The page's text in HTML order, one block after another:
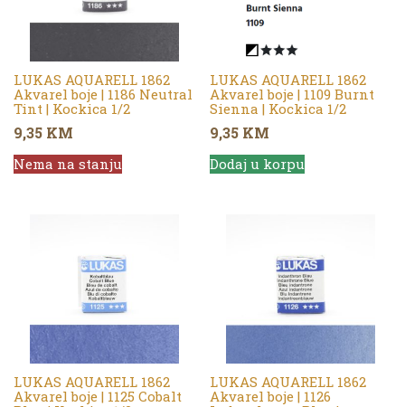
LUKAS AQUARELL 1862
Akvarel boje | 1186 Neutral
Tint | Kockica 1/2
9,35 KM
Nema na stanju
LUKAS AQUARELL 1862
Akvarel boje | 1109 Burnt
Sienna | Kockica 1/2
9,35 KM
Dodaj u korpu
LUKAS AQUARELL 1862
Akvarel boje | 1125 Cobalt
LUKAS AQUARELL 1862
Akvarel boje | 1126